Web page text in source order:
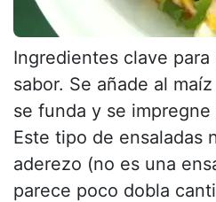
Ingredientes clave
sabor. Se añade al
se funda y se
Este tipo de ensaladas
aderezo (no es una
parece poco dobla